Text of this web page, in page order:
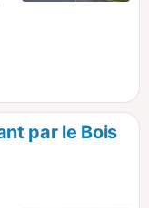
par le Bois